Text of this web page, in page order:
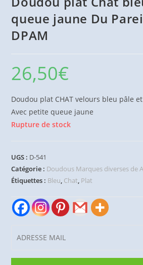
queue jaune Du
DPAM
26,50€
Doudou plat CHAT velours bleu pâle
Avec petite queue jaune
Rupture de stock
UGS : D-541
Catégorie : Doudous Marques diverses de
Étiquettes : Bleu, Chat, Plat